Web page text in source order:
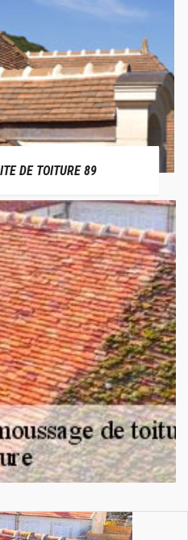
DE TOITURE 89